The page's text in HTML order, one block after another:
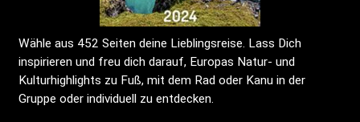
Wähle aus 452 Seiten deine Lieblingsreise. Lass Dich
inspirieren und freu dich darauf, Europas Natur- und
Kulturhighlights zu Fuß, mit dem Rad oder Kanu in der
Gruppe oder individuell zu entdecken.